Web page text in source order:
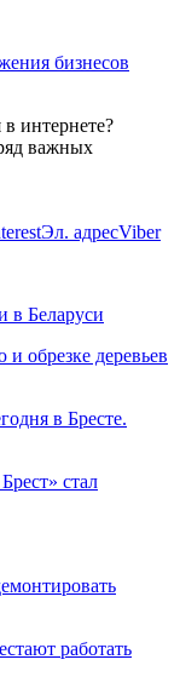
бизнесов
интернете?
важных
Эл. адресViber
в Беларуси
обрезке деревьев
в Бресте.
стал
работать